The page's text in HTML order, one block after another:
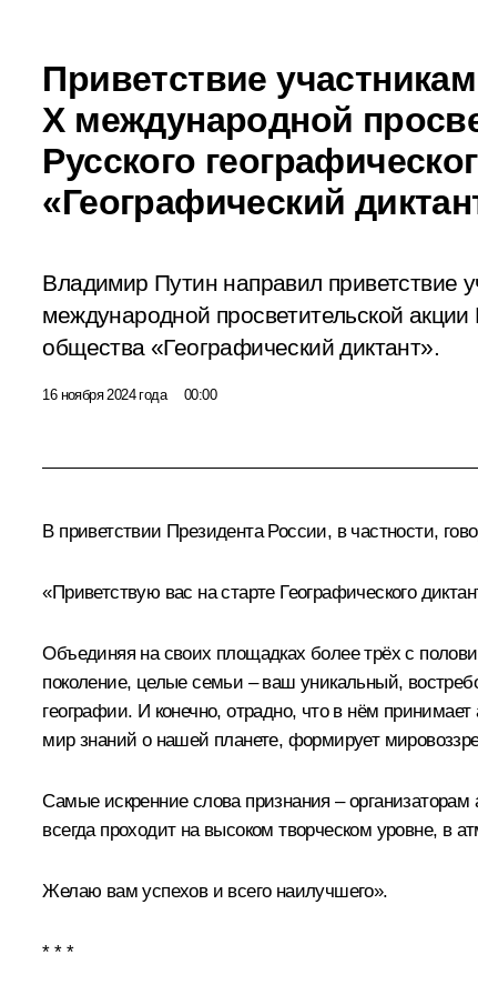
Приветствие
Х международной
Русского
«Географический
Владимир Путин направил приветствие
международной просветительской акции
общества «Географический диктант».
16 ноября 2024 года 00:00
В приветствии Президента России, в частности,
«Приветствую вас на старте Географического
Объединяя на своих площадках более трёх с
поколение, целые семьи – ваш уникальный,
географии. И конечно, отрадно, что в нём
мир знаний о нашей планете, формирует
Самые искренние слова признания –
всегда проходит на высоком творческом уровне, в
Желаю вам успехов и всего наилучшего».
* * *